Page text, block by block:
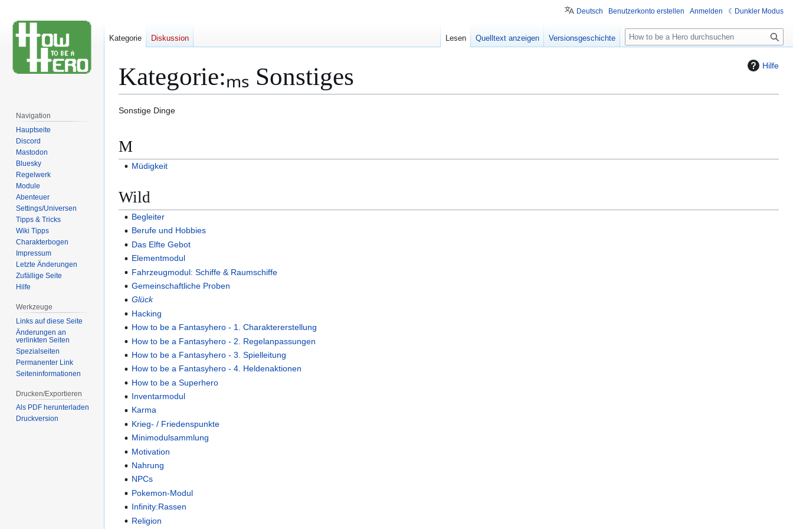
Hilfe
Kategorie:ₘₛ Sonstiges
Zur
Zur
Sonstige Dinge
M
Müdigkeit
Wild
Begleiter
Berufe und Hobbies
Das Elfte Gebot
Elementmodul
Fahrzeugmodul: Schiffe & Raumschiffe
Gemeinschaftliche Proben
Glück
Hacking
How to be a Fantasyhero - 1. Charaktererstellung
How to be a Fantasyhero - 2. Regelanpassungen
How to be a Fantasyhero - 3. Spielleitung
How to be a Fantasyhero - 4. Heldenaktionen
How to be a Superhero
Inventarmodul
Karma
Krieg- / Friedenspunkte
Minimodulsammlung
Motivation
Nahrung
NPCs
Pokemon-Modul
Infinity:Rassen
Religion
Deutsch Benutzerkonto erstellen Anmelden Dunkler Modus
Kategorie Diskussion Lesen Quelltext anzeigen Versionsgeschichte
S
u
Navigation
Hauptseite
Discord
Mastodon
Bluesky
Regelwerk
Module
Abenteuer
Settings/Universen
Tipps & Tricks
Wiki Tipps
Charakterbogen
Impressum
Letzte Änderungen
Zufällige Seite
Hilfe
Werkzeuge
Links auf diese Seite
Änderungen an
verlinkten Seiten
Spezialseiten
Permanenter Link
Seiten­­informationen
Drucken/Exportieren
Als PDF herunterladen
Druckversion